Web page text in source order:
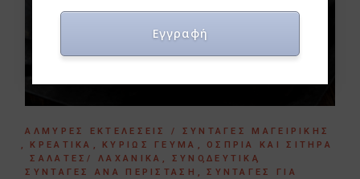
ΑΛΜΥΡΈΣ ΕΚΤΕΛΈΣΕΙΣ / ΣΥΝΤΑΓΈΣ ΜΑΓΕΙΡΙΚΉΣ
ΚΡΕΑΤΙΚΆ
ΚΥΡΊΩΣ ΓΕΎΜΑ
ΌΣΠΡΙΑ ΚΑΙ ΣΙΤΗΡΆ
ΣΑΛΆΤΕΣ/ ΛΑΧΑΝΙΚΆ
ΣΥΝΟΔΕΥΤΙΚΆ
ΣΥΝΤΑΓΈΣ ΑΝΆ ΠΕΡΊΣΤΑΣΗ
ΣΥΝΤΑΓΈΣ ΓΙΑ
Εγγραφή